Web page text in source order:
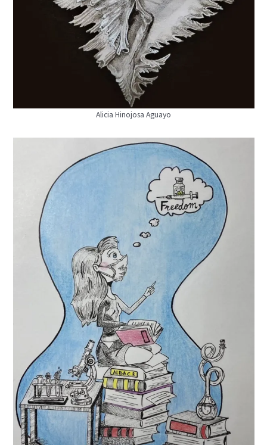
Alicia Hinojosa Aguayo